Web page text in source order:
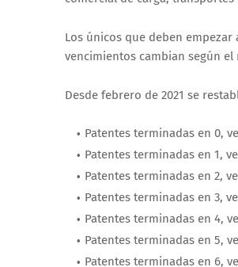
Los únicos que deben
vencimientos cambian según
Desde febrero de 2021 se
Patentes terminadas en 0,
Patentes terminadas en 1,
Patentes terminadas en 2,
Patentes terminadas en 3,
Patentes terminadas en 4,
Patentes terminadas en 5,
Patentes terminadas en 6,